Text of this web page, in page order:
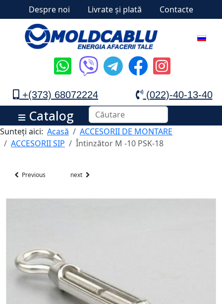
Despre noi Livrate și plată Contacte
+(373) 68072224 (022)-40-13-40
Catalog
Sunteți aici: Acasă
ACCESORII DE MONTARE
ACCESORII SIP
Întinzător M -10 PSK-18
Previous next